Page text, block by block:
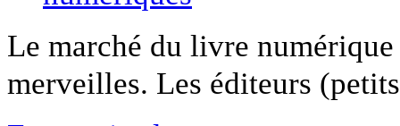
Le marché du livre
merveilles. Les éditeurs